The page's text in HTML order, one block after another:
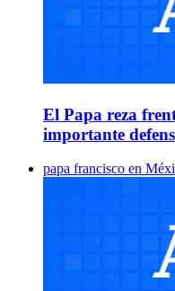
El Papa reza
importante
papa francisco en